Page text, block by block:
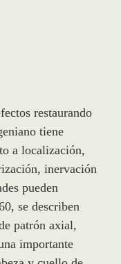
restaurando
tiene
a localización,
inervación
pueden
se describen
patrón axial,
importante